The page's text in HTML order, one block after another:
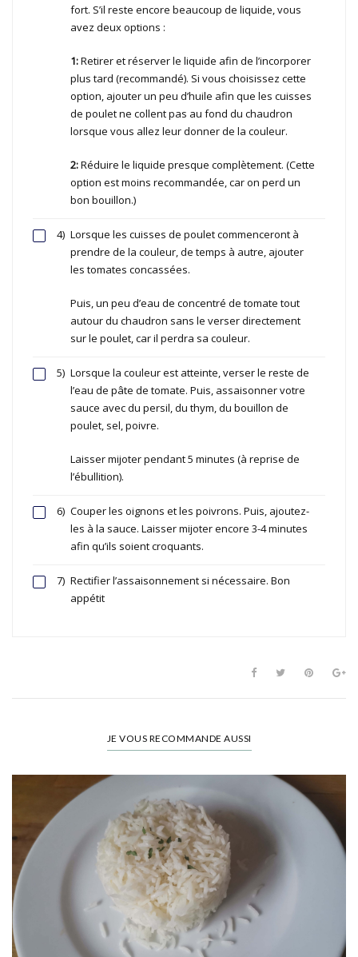
fort. S’il reste encore beaucoup de liquide, vous
avez deux options :
1:Retirer et réserver le liquide afin de l’incorporer
plus tard (recommandé). Si vous choisissez cette
option, ajouter un peu d’huile afin que les cuisses
de poulet ne collent pas au fond du chaudron
lorsque vous allez leur donner de la couleur.
2:Réduire le liquide presque complètement. (Cette
option est moins recommandée, car on perd un
bon bouillon.)
4) Lorsque les cuisses de poulet commenceront à
prendre de la couleur, de temps à autre, ajouter
les tomates concassées.
Puis, un peu d’eau de concentré de tomate tout
autour du chaudron sans le verser directement
sur le poulet, car il perdra sa couleur.
5) Lorsque la couleur est atteinte, verser le reste de
l’eau de pâte de tomate. Puis, assaisonner votre
sauce avec du persil, du thym, du bouillon de
poulet, sel, poivre.
Laisser mijoter pendant 5 minutes (à reprise de
l’ébullition).
6) Couper les oignons et les poivrons. Puis, ajoutez-
les à la sauce. Laisser mijoter encore 3-4 minutes
afin qu’ils soient croquants.
7) Rectifier l’assaisonnement si nécessaire. Bon
appétit
JE VOUS RECOMMANDE AUSSI